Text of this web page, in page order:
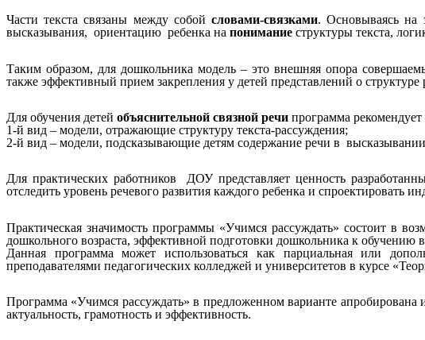
Части текста связаны между собой словами-связками. Основываясь на
высказывания, ориентацию ребенка на понимание структуры текста,
Таким образом, для дошкольника модель – это внешняя опора
также эффективный прием закрепления у детей представлений о структуре
Для обучения детей объяснительной связной речи программа
1-й вид – модели, отражающие структуру текста-рассуждения;
2-й вид – модели, подсказывающие детям содержание речи в
Для практических работников ДОУ представляет ценность
отследить уровень речевого развития каждого ребенка и спроектировать
Практическая значимость программы «Учимся рассуждать» состоит в
дошкольного возраста, эффективной подготовки дошкольника к обучению
Данная программа может использоваться как парциальная или
преподавателями педагогических колледжей и университетов в курсе
Программа «Учимся рассуждать» в предложенном варианте
актуальность, грамотность и эффективность.